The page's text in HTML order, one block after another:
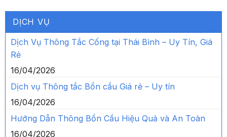
Dịch Vụ Thông Tắc Cống tại Thái Bình – Uy Tín, Giá
Rẻ
16/04/2026
Dịch vụ Thông tắc Bồn cầu Giá rẻ – Uy tín
16/04/2026
Hướng Dẫn Thông Bồn Cầu Hiệu Quả và An Toàn
16/04/2026
Hút hầm cầu: Quy Trình, Lựa Chọn Dịch Vụ và Cách
Xử Lý Sự Cố